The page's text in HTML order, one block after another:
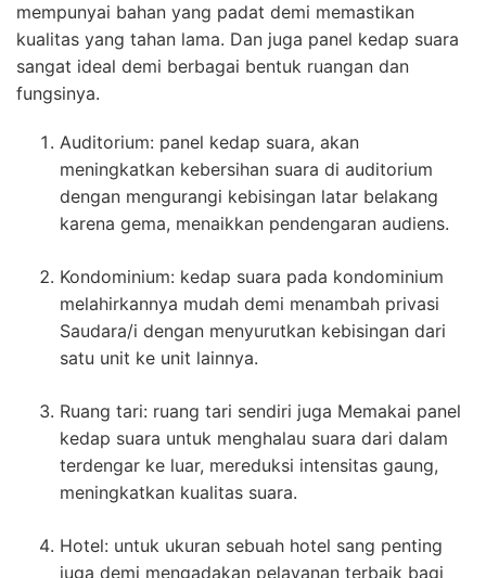
mempunyai bahan yang padat demi memastikan
kualitas yang tahan lama. Dan juga panel kedap suara
sangat ideal demi berbagai bentuk ruangan dan
fungsinya.
Auditorium: panel kedap suara, akan
meningkatkan kebersihan suara di auditorium
dengan mengurangi kebisingan latar belakang
karena gema, menaikkan pendengaran audiens.
Kondominium: kedap suara pada kondominium
melahirkannya mudah demi menambah privasi
Saudara/i dengan menyurutkan kebisingan dari
satu unit ke unit lainnya.
Ruang tari: ruang tari sendiri juga Memakai panel
kedap suara untuk menghalau suara dari dalam
terdengar ke luar, mereduksi intensitas gaung,
meningkatkan kualitas suara.
Hotel: untuk ukuran sebuah hotel sang penting
juga demi mengadakan pelayanan terbaik bagi